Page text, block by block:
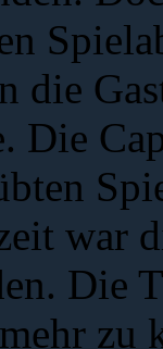
die
Die
war
Die
zu